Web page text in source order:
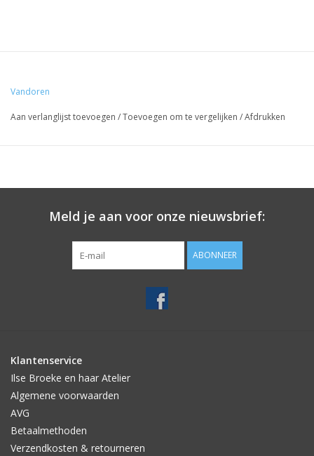
Vandoren
Aan verlanglijst toevoegen /Toevoegen om te vergelijken /Afdrukken
Meld je aan voor onze nieuwsbrief:
ABONNEER
Klantenservice
Ilse Broeke en haar Atelier
Algemene voorwaarden
AVG
Betaalmethoden
Verzendkosten & retourneren